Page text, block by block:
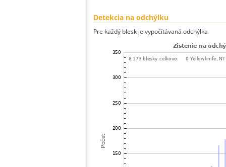
Detekcia na odchýlku
Pre každý blesk je vypočítávaná odchýlka